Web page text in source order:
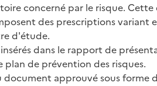
concerné par le risque.
des prescriptions variant
d'étude.
dans le rapport de
de prévention des risques.
document approuvé sous forme